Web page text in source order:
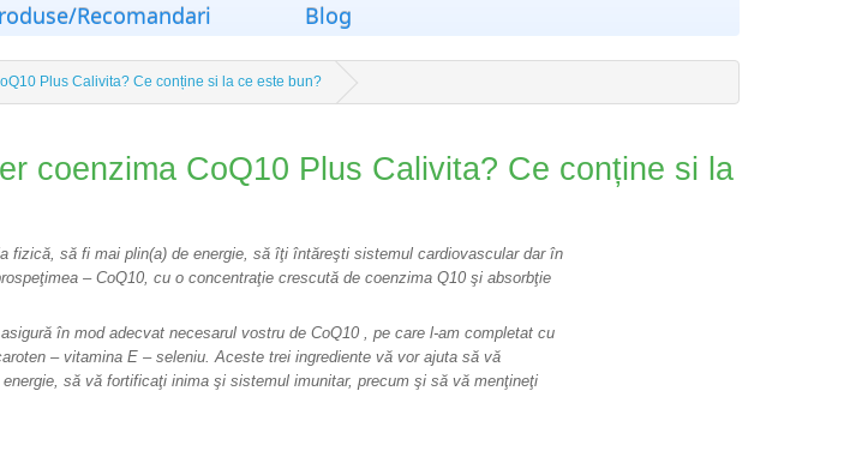
Recomandari Blog
Plus Calivita? Ce conține si la ce este bun?
coenzima CoQ10 Plus Calivita? Ce conține si la
fizică, să fi mai plin(a) de energie, să îţi întăreşti sistemul cardiovascular dar în
– CoQ10, cu o concentraţie crescută de coenzima Q10 şi absorbţie
în mod adecvat necesarul vostru de CoQ10 , pe care l-am completat cu
– vitamina E – seleniu. Aceste trei ingrediente vă vor ajuta să vă
să vă fortificaţi inima şi sistemul imunitar, precum şi să vă menţineţi